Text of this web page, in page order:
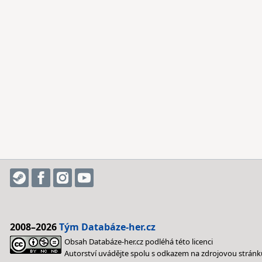
2008–2026Tým Databáze-her.cz
Obsah Databáze-her.cz podléhá této licenci
Autorství uvádějte spolu s odkazem na zdrojovou